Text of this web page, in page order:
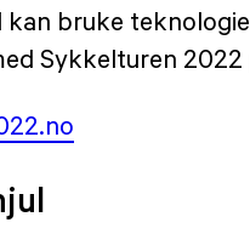
kan bruke
Sykkelturen